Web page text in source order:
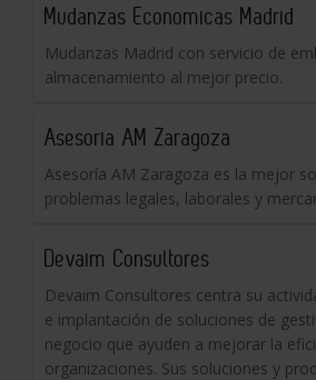
Mudanzas Economicas Madrid
Mudanzas Madrid con servicio de
almacenamiento al mejor precio.
Asesoria AM Zaragoza
Asesoría AM Zaragoza es la mejor
problemas legales, laborales y
Devaim Consultores
Devaim Consultores centra su
e implantación de soluciones de
negocio que ayuden a mejorar la
organizaciones. Sus soluciones y